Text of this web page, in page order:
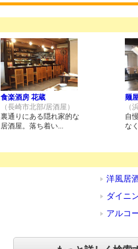
食楽酒房 花蔵
（長崎市北部/居酒屋）
裏通りにある隠れ家的な
居酒屋。落ち着い...
麺
（
自
な
洋風居
ダイニ
アルコ